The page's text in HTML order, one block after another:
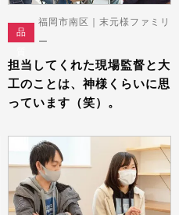
品
福岡市南区｜末元様ファミリ
ー
担当してくれた現場監督と大
工のことは、神様くらいに思
っています（笑）。